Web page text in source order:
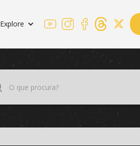
Explore